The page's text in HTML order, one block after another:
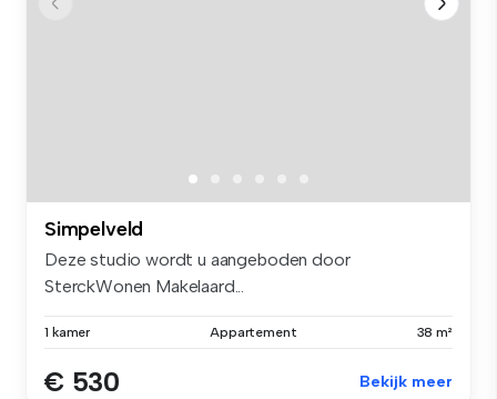
Simpelveld
Deze studio wordt u aangeboden door
SterckWonen Makelaard...
1 kamer Appartement 38 m²
€ 530 Bekijk meer